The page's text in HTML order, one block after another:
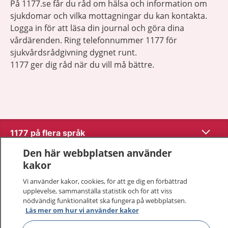
På 1177.se får du råd om hälsa och information om
sjukdomar och vilka mottagningar du kan kontakta.
Logga in för att läsa din journal och göra dina
vårdärenden. Ring telefonnummer 1177 för
sjukvårdsrådgivning dygnet runt.
1177 ger dig råd när du vill må bättre.
1177 på flera språk Visa
Om 1177
Kontakt
Behandling av personuppgifter
Den här webbplatsen använder
kakor
Vi använder kakor, cookies, för att ge dig en förbättrad
upplevelse, sammanställa statistik och för att viss
nödvändig funktionalitet ska fungera på webbplatsen.
Läs mer om hur vi använder kakor